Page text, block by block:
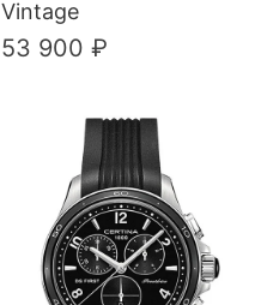
Vintage
53 900 ₽